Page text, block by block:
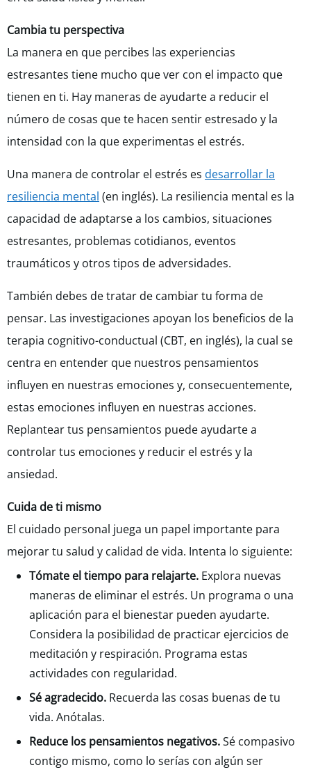
Cambia tu perspectiva
La manera en que percibes las experiencias
estresantes tiene mucho que ver con el impacto que
tienen en ti. Hay maneras de ayudarte a reducir el
número de cosas que te hacen sentir estresado y la
intensidad con la que experimentas el estrés.
Una manera de controlar el estrés es desarrollar la
resiliencia mental (en inglés). La resiliencia mental es la
capacidad de adaptarse a los cambios, situaciones
estresantes, problemas cotidianos, eventos
traumáticos y otros tipos de adversidades.
También debes de tratar de cambiar tu forma de
pensar. Las investigaciones apoyan los beneficios de la
terapia cognitivo-conductual (CBT, en inglés), la cual se
centra en entender que nuestros pensamientos
influyen en nuestras emociones y, consecuentemente,
estas emociones influyen en nuestras acciones.
Replantear tus pensamientos puede ayudarte a
controlar tus emociones y reducir el estrés y la
ansiedad.
Cuida de ti mismo
El cuidado personal juega un papel importante para
mejorar tu salud y calidad de vida. Intenta lo siguiente:
Tómate el tiempo para relajarte. Explora nuevas
maneras de eliminar el estrés. Un programa o una
aplicación para el bienestar pueden ayudarte.
Considera la posibilidad de practicar ejercicios de
meditación y respiración. Programa estas
actividades con regularidad.
Sé agradecido. Recuerda las cosas buenas de tu
vida. Anótalas.
Reduce los pensamientos negativos.Sé compasivo
contigo mismo, como lo serías con algún ser